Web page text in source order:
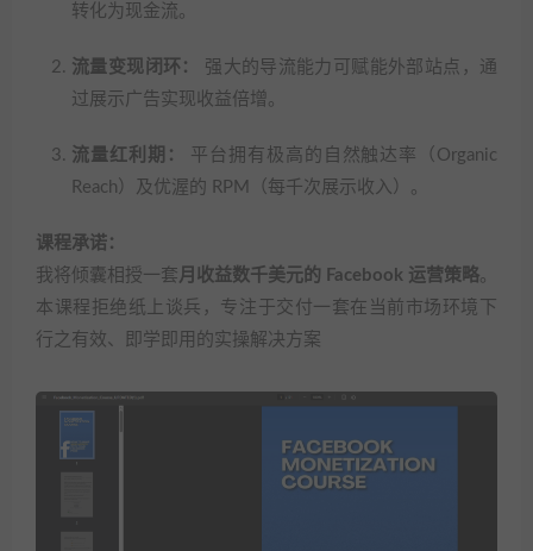
转化为现金流。
流量变现闭环：
强大的导流能力可赋能外部站点，通
过展示广告实现收益倍增。
流量红利期：
平台拥有极高的自然触达率（Organic
Reach）及优渥的 RPM（每千次展示收入）。
课程承诺：
我将倾囊相授一套 月收益数千美元的 Facebook 运营策略。
本课程拒绝纸上谈兵，专注于交付一套在当前市场环境下
行之有效、即学即用的实操解决方案